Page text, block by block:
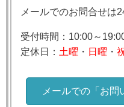
メールでのお問合せは
受付時間：10:00～
定休日： 土曜 ・ 日曜 ・
メールでの「お問